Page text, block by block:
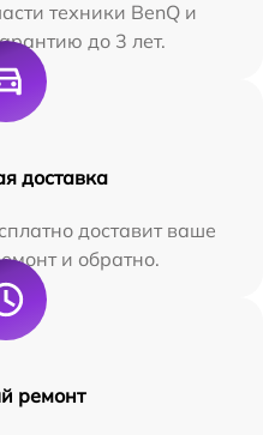
техники BenQ и
до 3 лет.
доставка
доставит ваше
и обратно.
ремонт